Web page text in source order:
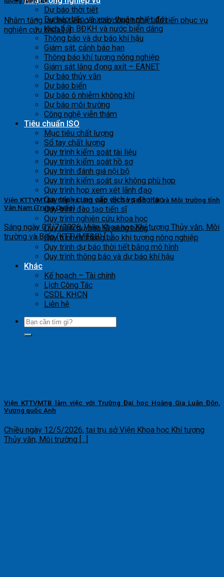
Dự báo thời tiết
Dự báo bão và xoáy thuận nhiệt đới
Kịch bản BĐKH và nước biển dâng
Thông báo và dự báo khí hậu
Giám sát, cảnh báo hạn
Thông báo khí tượng nông nghiệp
Giám sát lắng đọng axít – EANET
Dự báo thủy văn
Dự báo biển
Dự báo ô nhiễm không khí
Dự báo môi trường
Công nghệ viễn thám
Tiêu chuẩn ISO
Mục tiêu chất lượng
Sổ tay chất lượng
Quy trình kiểm soát tài liệu
Quy trình kiểm soát hồ sơ
Quy trình đánh giá nội bộ
Quy trình kiểm soát sự không phù hợp
Quy trình họp xem xét lãnh đạo
Quy trình cung cấp dịch vụ đào tạo
Quy trình đào tạo tiến sĩ
Quy trình nghiên cứu khoa học
Quy trình dự báo lũ sông hồng
Quy trình ra thông báo khí tượng nông nghiệp
Quy trình dự báo thời tiết bằng mô hình
Quy trình thông báo và dự báo khí hậu
Khác
Kế hoạch – Tài chính
Lịch Công Tác
CSDL KHCN
Liên hệ
Nhằm tăng cường tiếp cận các công nghệ tiên tiến phục vụ
nghiên cứu khoa [...]
Viện KTTVMT&B tiếp và làm việc với Sở Sinh thái và Môi trường tỉnh
Vân Nam (Trung Quốc)
Sáng ngày 07/7/2026, Viện Khoa học Khí tượng Thủy văn, Môi
trường và Biển (KTTVMT&B) [...]
Viện KTTVMTB làm việc với Trường Đại học Hoàng Gia Luân Đôn,
Vương quốc Anh
Chiều ngày 12/5/2026, tại trụ sở Viện Khoa học Khí tượng
Thủy văn, Môi trường [...]